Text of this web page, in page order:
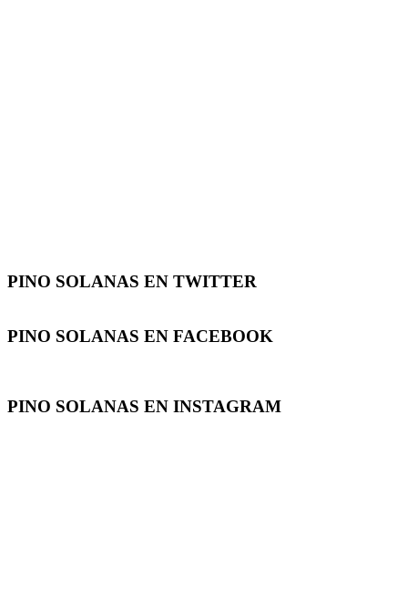
PINO SOLANAS EN TWITTER
PINO SOLANAS EN FACEBOOK
PINO SOLANAS EN INSTAGRAM